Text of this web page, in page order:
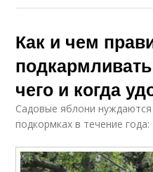
Как и чем
чего и когда
Садовые яблони
подкормках в течение года: